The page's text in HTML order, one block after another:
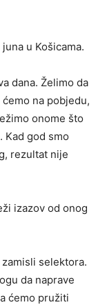
u Košicama.
dana. Želimo da
na pobjedu,
onome što
Kad god smo
rezultat nije
izazov od onog
selektora.
da naprave
ćemo pružiti